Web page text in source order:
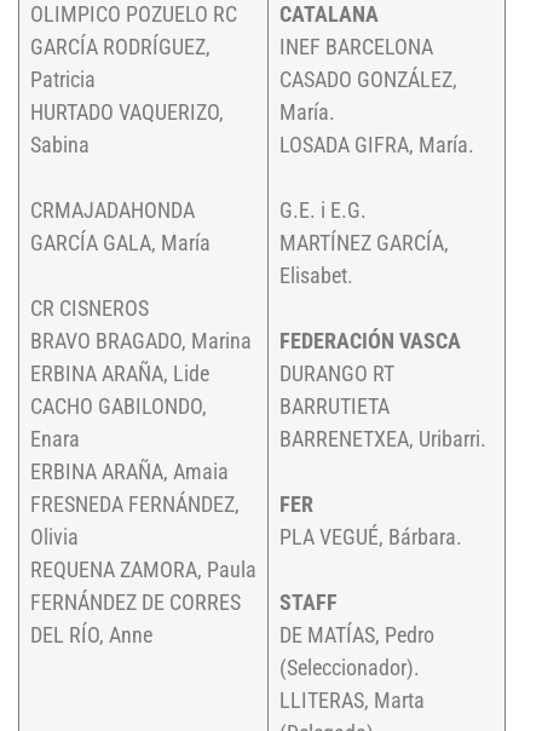
OLIMPICO POZUELO RC
GARCÍA RODRÍGUEZ,
Patricia
HURTADO VAQUERIZO,
Sabina
CRMAJADAHONDA
GARCÍA GALA, María
CR CISNEROS
BRAVO BRAGADO, Marina
ERBINA ARAÑA, Lide
CACHO GABILONDO,
Enara
ERBINA ARAÑA, Amaia
FRESNEDA FERNÁNDEZ,
Olivia
REQUENA ZAMORA, Paula
FERNÁNDEZ DE CORRES
DEL RÍO, Anne
CATALANA
INEF BARCELONA
CASADO GONZÁLEZ,
María.
LOSADA GIFRA, María.
G.E. i E.G.
MARTÍNEZ GARCÍA,
Elisabet.
FEDERACIÓN VASCA
DURANGO RT
BARRUTIETA
BARRENETXEA, Uribarri.
FER
PLA VEGUÉ, Bárbara.
STAFF
DE MATÍAS, Pedro
(Seleccionador).
LLITERAS, Marta